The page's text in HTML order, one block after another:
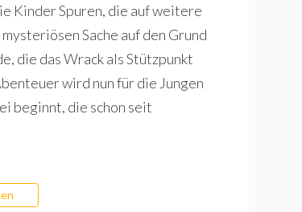
Kinder Spuren, die auf weitere
Sache auf den Grund
die das Wrack als Stützpunkt
wird nun für die Jungen
beginnt, die schon seit